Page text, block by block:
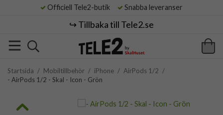
Officiell Tele2-butik Snabba leveranser
↪️ Tillbaka till Tele2.se
Startsida / Mobiltillbehör / iPhone / AirPods 1/2 /
- AirPods 1/2 - Skal - Icon - Grön